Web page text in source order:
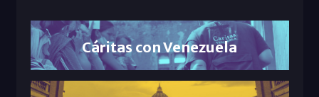
Cáritas con Venezuela